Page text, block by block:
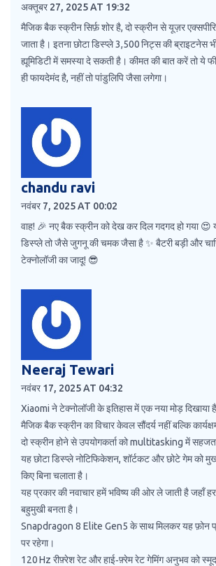
अक्तूबर 27, 2025 AT 19:32
मैजिक बैक स्क्रीन सिर्फ़ शोर है, दो स्क्रीन से यूज़र
जाता है। इतना छोटा डिस्प्ले 3,500 निट्स की ब्राइटनेस
ह्यूमिडिटी में समस्या दे सकती है। कीमत की बात करें तो ये
ही फायदेमंद है, नहीं तो पांडुलिपि जैसा लगेगा।
chandu ravi
नवंबर 7, 2025 AT 00:02
वाह! 🎉 नए बैक स्क्रीन को देख कर दिल गदगद हो गया
डिस्प्ले तो जैसे जुगनू की चमक जैसा है ✨ बैटरी बड़ी और
टेक्नोलॉजी का जादू! 😎
Neeraj Tewari
नवंबर 17, 2025 AT 04:32
Xiaomi ने टेक्नोलॉजी के इतिहास में एक नया मोड़ दिखाया
मैजिक बैक स्क्रीन का विचार केवल सौंदर्य नहीं बल्कि
दो स्क्रीन होने से उपयोगकर्ता को multitasking में
यह छोटा डिस्प्ले नोटिफिकेशन, शॉर्टकट और छोटे गेम को
किए बिना चलाता है।
यह प्रकार की नवाचार हमें भविष्य की ओर ले जाती है जहाँ
बहुमुखी बनता है।
Snapdragon 8 Elite Gen5 के साथ मिलकर यह फ़ोन
पर रहेगा।
120 Hz रीफ़्रेश रेट और हाई‑फ़्रेम रेट गेमिंग अनुभव को